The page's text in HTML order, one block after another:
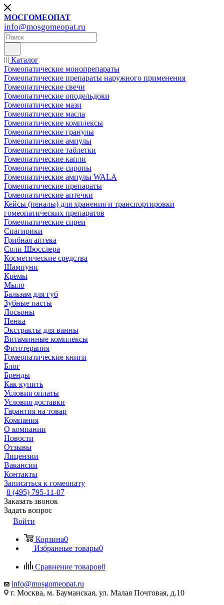
МОСГОМЕОПАТ
info@mosgomeopat.ru
Каталог
Гомеопатические монопрепараты
Гомеопатические препараты наружного применения
Гомеопатические свечи
Гомеопатические оподельдоки
Гомеопатические мази
Гомеопатические масла
Гомеопатические комплексы
Гомеопатические гранулы
Гомеопатические ампулы
Гомеопатические таблетки
Гомеопатические капли
Гомеопатические сиропы
Гомеопатические ампулы WALA
Гомеопатические препараты
Гомеопатические аптечки
Кейсы (пеналы) для хранения и транспортировки
гомеопатических препаратов
Гомеопатические спреи
Спагирики
Грибная аптека
Соли Шюсслера
Косметические средства
Шампуни
Кремы
Мыло
Бальзам для губ
Зубные пасты
Лосьоны
Пенка
Экстракты для ванны
Витаминные комплексы
Фитотерапия
Гомеопатические книги
Блог
Бренды
Как купить
Условия оплаты
Условия доставки
Гарантия на товар
Компания
О компании
Новости
Отзывы
Лицензии
Вакансии
Контакты
Записаться к гомеопату
8 (495) 795-11-07
Заказать звонок
Задать вопрос
Войти
Корзина0
Избранные товары0
Сравнение товаров0
info@mosgomeopat.ru
г. Москва, м. Бауманская, ул. Малая Почтовая, д.10